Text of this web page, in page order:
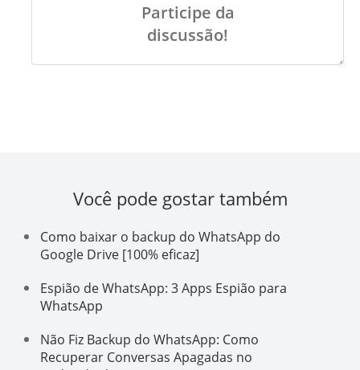
Participe da
discussão!
Você pode gostar também
Como baixar o backup do WhatsApp do
Google Drive [100% eficaz]
Espião de WhatsApp: 3 Apps Espião para
WhatsApp
Não Fiz Backup do WhatsApp: Como
Recuperar Conversas Apagadas no